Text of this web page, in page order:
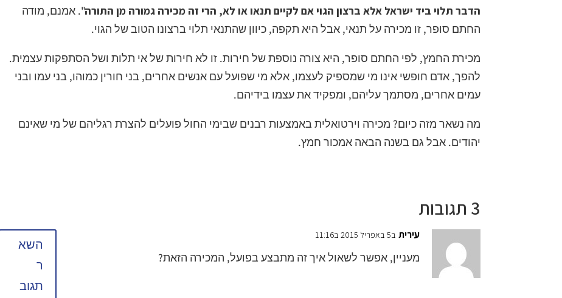
הדבר תלוי ביד ישראל אלא ברצון הגוי אם לקיים תנאו או לא, הרי זה מכירה גמורה מן התורה". אמנם, מודה
החתם סופר, זו מכירה על תנאי, אבל היא תקפה, כיוון שהתנאי תלוי ברצונו הטוב של הגוי.
מכירת החמץ, לפי החתם סופר, היא צורה נוספת של חירות. זו לא חירות של אי תלות ושל הסתפקות עצמית.
להפך, אדם חופשי אינו מי שמספיק לעצמו, אלא מי שפועל עם אנשים אחרים, בני חורין כמוהו, בני עמו ובני
עמים אחרים, מסתמך עליהם, ומפקיד את עצמו בידיהם.
מה נשאר מזה כיום? מכירה וירטואלית באמצעות רבנים שבימי החול פועלים להצרת רגליהם של מי שאינם
יהודים. אבל גם בשנה הבאה אמכור חמץ.
3 תגובות
עירית ב5 באפריל 2015 ב11:16
מעניין, אפשר לשאול איך זה מתבצע בפועל, המכירה הזאת?
השא
ר
תגוב